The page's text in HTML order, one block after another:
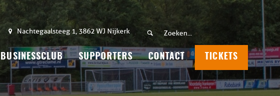
Nachtegaalsteeg 1, 3862 WJ Nijkerk
BUSINESSCLUB SUPPORTERS CONTACT TICKETS